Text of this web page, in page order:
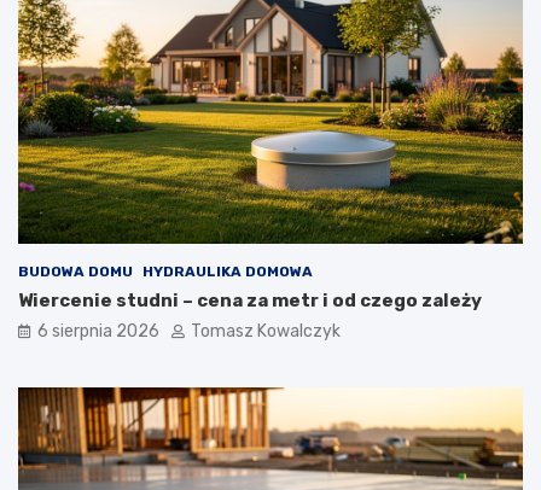
t
r
z
n
y
c
h
i
z
e
n
ę
t
n
y
c
h
t
n
a
b
u
d
o
w
i
e
BUDOWA DOMU HYDRAULIKA DOMOWA
Wiercenie studni – cena za metr i od czego zależy
6 sierpnia 2026 Tomasz Kowalczyk